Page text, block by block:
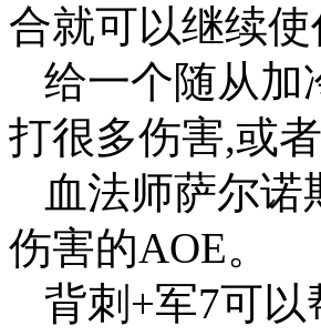
合就可以继续
给一个随从加
打很多伤害,或
血法师萨尔
伤害的AOE。
背刺+军7可